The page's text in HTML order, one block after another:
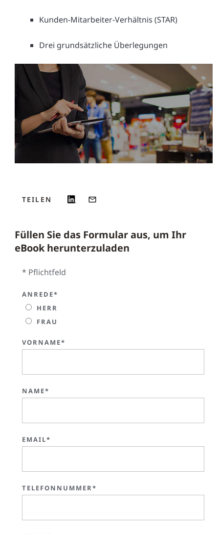
Kunden-Mitarbeiter-Verhältnis (STAR)
Drei grundsätzliche Überlegungen
TEILEN
Füllen Sie das Formular aus, um Ihr
eBook herunterzuladen
* Pflichtfeld
ANREDE*
HERR
FRAU
VORNAME*
NAME*
EMAIL*
TELEFONNUMMER*